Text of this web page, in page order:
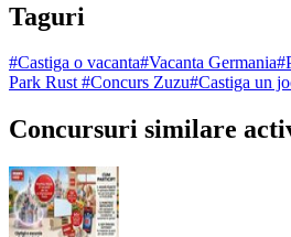
Taguri
#Castiga o vacanta#Vacanta Germania#
Park Rust#Concurs Zuzu#Castiga un
Concursuri similare